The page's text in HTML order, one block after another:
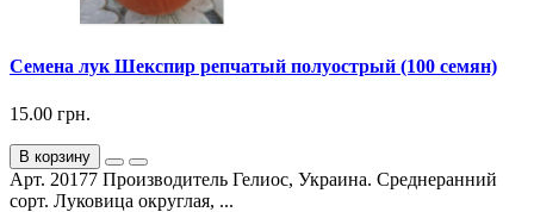
Семена лук Шекспир репчатый полуострый (100 семян)
15.00 грн.
В корзину
Арт. 20177 Производитель Гелиос, Украина. Среднеранний
сорт. Луковица округлая, ...